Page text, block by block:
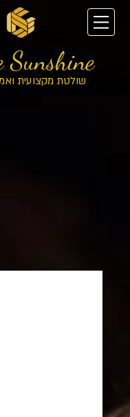
Sunshine
שולטת מקצועית